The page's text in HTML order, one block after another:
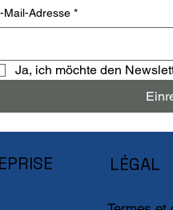
Mail-Adresse *
Ja, ich möchte den
LÉGAL